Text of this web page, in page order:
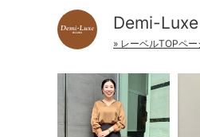
Demi-Luxe
» レーベルTOPペー